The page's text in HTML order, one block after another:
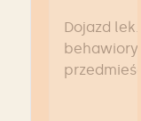
Dojazd